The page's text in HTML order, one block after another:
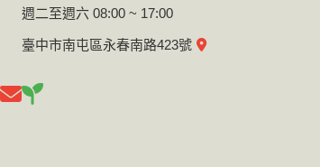
週二至週六 08:00 ~ 17:00
臺中市南屯區永春南路423號